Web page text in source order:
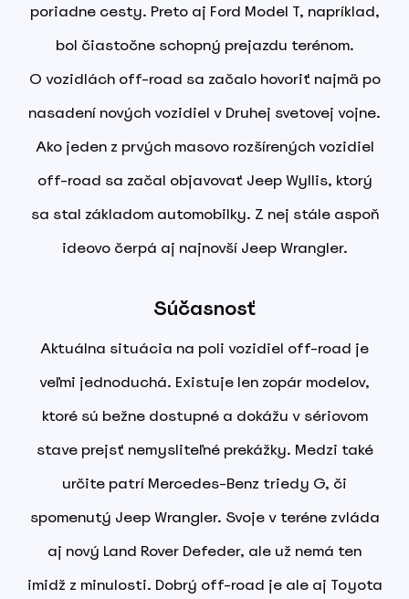
poriadne cesty. Preto aj Ford Model T, napríklad,
bol čiastočne schopný prejazdu terénom.
O vozidlách off-road sa začalo hovoriť najmä po
nasadení nových vozidiel v Druhej svetovej vojne.
Ako jeden z prvých masovo rozšírených vozidiel
off-road sa začal objavovať Jeep Wyllis, ktorý
sa stal základom automobilky. Z nej stále aspoň
ideovo čerpá aj najnovší Jeep Wrangler.
Súčasnosť
Aktuálna situácia na poli vozidiel off-road je
veľmi jednoduchá. Existuje len zopár modelov,
ktoré sú bežne dostupné a dokážu v sériovom
stave prejsť nemysliteľné prekážky. Medzi také
určite patrí Mercedes-Benz triedy G, či
spomenutý Jeep Wrangler. Svoje v teréne zvláda
aj nový Land Rover Defeder, ale už nemá ten
imidž z minulosti. Dobrý off-road je ale aj Toyota